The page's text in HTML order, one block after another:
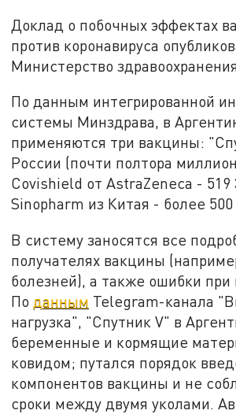
Доклад о побочных эффектах
против коронавируса
Министерство
По данным интегрированной
системы Минздрава, в
применяются три вакцины:
России (почти полтора
Covishield от AstraZeneca - 519
Sinopharm из Китая - более
В систему заносятся все
получателях вакцины
болезней), а также ошибки при
По данным Telegram-канала
нагрузка", "Спутник V" в
беременные и кормящие
ковидом; путался порядок
компонентов вакцины и не
сроки между двумя уколами.